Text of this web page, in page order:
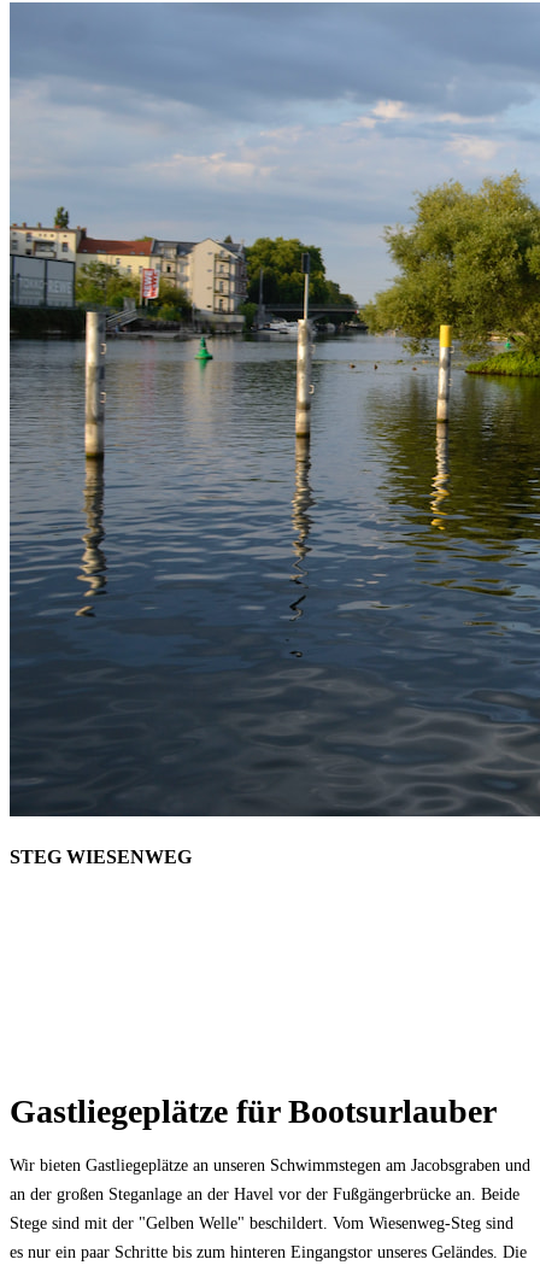
STEG WIESENWEG
Gastliegeplätze für Bootsurlauber
Wir bieten Gastliegeplätze an unseren Schwimmstegen am Jacobsgraben und
an der großen Steganlage an der Havel vor der Fußgängerbrücke an. Beide
Stege sind mit der "Gelben Welle" beschildert. Vom Wiesenweg-Steg sind
es nur ein paar Schritte bis zum hinteren Eingangstor unseres Geländes. Die